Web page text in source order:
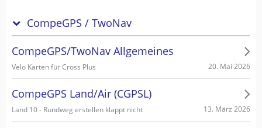
CompeGPS / TwoNav
CompeGPS/TwoNav Allgemeines
Velo Karten für Cross Plus 20. Mai 2026
CompeGPS Land/Air (CGPSL)
Land 10 - Rundweg erstellen klappt nicht 13. März 2026